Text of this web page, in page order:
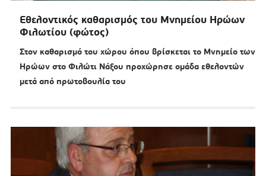
Εθελοντικός καθαρισμός του Μνημείου Ηρώων
Φιλωτίου (φώτος)
Στον καθαρισμό του χώρου όπου βρίσκεται το Μνημείο των
Ηρώων στο Φιλώτι Νάξου προχώρησε ομάδα εθελοντών
μετά από πρωτοβουλία του